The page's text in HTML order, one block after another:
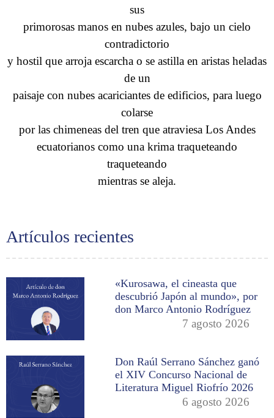
Artículos recientes
«Kurosawa, el cineasta que
descubrió Japón al mundo», por
don Marco Antonio Rodríguez
7 agosto 2026
Don Raúl Serrano Sánchez ganó
el XIV Concurso Nacional de
Literatura Miguel Riofrío 2026
6 agosto 2026
sus
primorosas manos en nubes azules, bajo un cielo
contradictorio
y hostil que arroja escarcha o se astilla en aristas heladas
de un
paisaje con nubes acariciantes de edificios, para luego
colarse
por las chimeneas del tren que atraviesa Los Andes
ecuatorianos como una krima traqueteando
traqueteando
mientras se aleja.